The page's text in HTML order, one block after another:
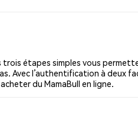
trois étapes simples vous
Avec l’authentification à deux
du MamaBull en ligne.